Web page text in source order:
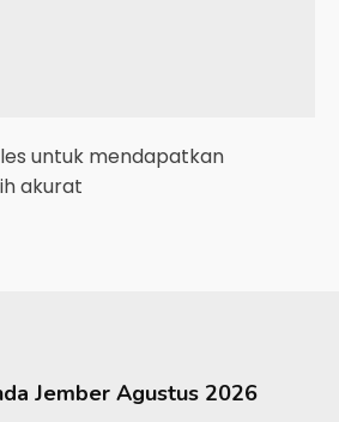
untuk mendapatkan
akurat
Jember Agustus 2026